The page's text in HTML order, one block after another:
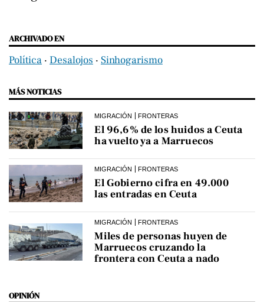
ARCHIVADO EN
Política ‧ Desalojos ‧ Sinhogarismo
MÁS NOTICIAS
MIGRACIÓN FRONTERAS
El 96,6% de los huidos a Ceuta
ha vuelto ya a Marruecos
MIGRACIÓN FRONTERAS
El Gobierno cifra en 49.000
las entradas en Ceuta
MIGRACIÓN FRONTERAS
Miles de personas huyen de
Marruecos cruzando la
frontera con Ceuta a nado
OPINIÓN